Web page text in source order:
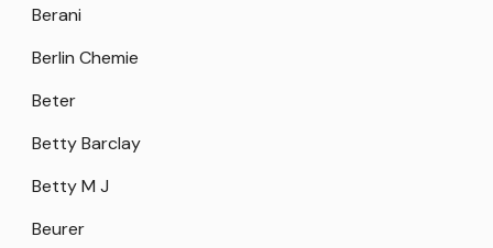
Berani
Berlin Chemie
Beter
Betty Barclay
Betty M J
Beurer